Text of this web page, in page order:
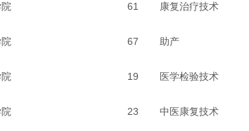
61 康复治疗技术
67 助产
19 医学检验技术
23 中医康复技术